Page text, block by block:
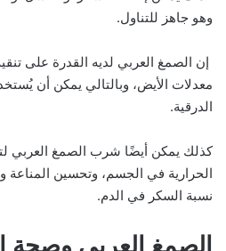
وهو جاهز للتناول.
إن الصمغ العربي لديه القدرة على
معدلات الأيض، وبالتالي يمكن أن
الدرقية.
كذلك يمكن أيضًا شرب الصمغ العربي
الحرارية في الجسم، وتحسين المناعة
نسبة السكر في الدم.